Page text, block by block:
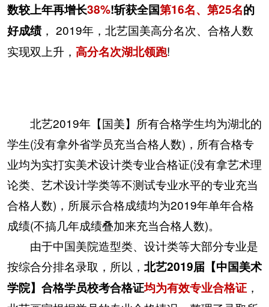
数较上年再增长38%!斩获全国第16名、第25名的
好成绩， 2019年，北艺国美高分名次、合格人数
实现双上升， 高分名次湖北领跑!
北艺2019年【国美】所有合格学生均为湖北的
学生(没有拿外省学员充当合格人数)，所有合格专
业均为实打实美术设计类专业合格证(没有拿艺术理
论类、艺术设计学类等不测试专业水平的专业充当
合格人数)，所展示合格成绩均为2019年单年合格
成绩(不搞几年成绩叠加来充当合格人数)。
由于中国美院造型类、设计类等大部分专业是
按综合分排名录取，所以， 北艺2019届【中国美术
学院】合格学员校考合格证均为有效专业合格证，